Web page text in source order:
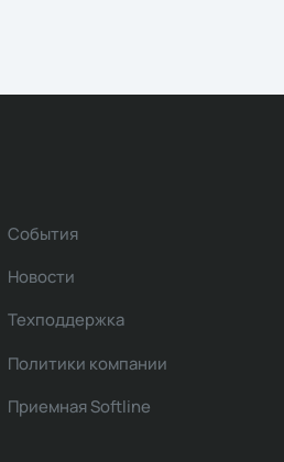
События
Новости
Техподдержка
Политики компании
Приемная Softline